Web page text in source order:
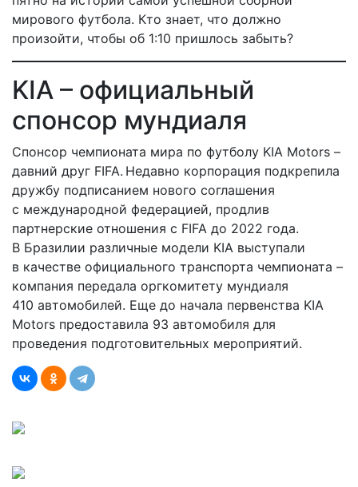
мирового футбола. Кто знает, что должно
произойти, чтобы об 1:10 пришлось забыть?
KIA – официальный
спонсор мундиаля
Спонсор чемпионата мира по футболу KIA Motors –
давний друг FIFA. Недавно корпорация подкрепила
дружбу подписанием нового соглашения
с международной федерацией, продлив
партнерские отношения с FIFA до 2022 года.
В Бразилии различные модели KIA выступали
в качестве официального транспорта чемпионата –
компания передала оргкомитету мундиаля
410 автомобилей. Еще до начала первенства KIA
Motors предоставила 93 автомобиля для
проведения подготовительных мероприятий.